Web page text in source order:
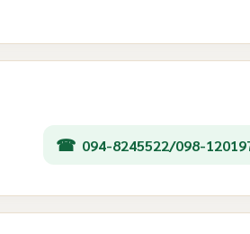
094-8245522/098-